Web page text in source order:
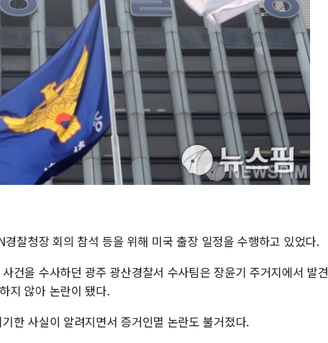
찰청장 회의 참석 등을 위해 미국 출장 일정을 수행하고 있었다.
건을 수사하던 광주 광산경찰서 수사팀은 장윤기 주거지에서 발견
지 않아 논란이 됐다.
한 사실이 알려지면서 증거인멸 논란도 불거졌다.